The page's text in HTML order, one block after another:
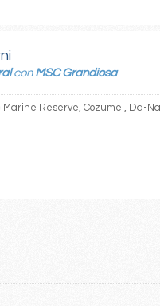
con MSC Grandiosa
Reserve, Cozumel, Da-